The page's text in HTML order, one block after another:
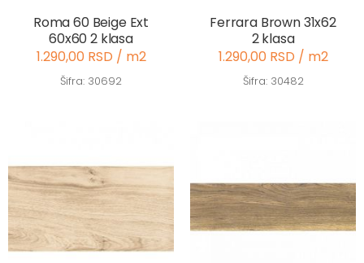
Roma 60 Beige Ext
60x60 2 klasa
1.290,00 RSD / m2
Šifra: 30692
Ferrara Brown 31x62
2 klasa
1.290,00 RSD / m2
Šifra: 30482